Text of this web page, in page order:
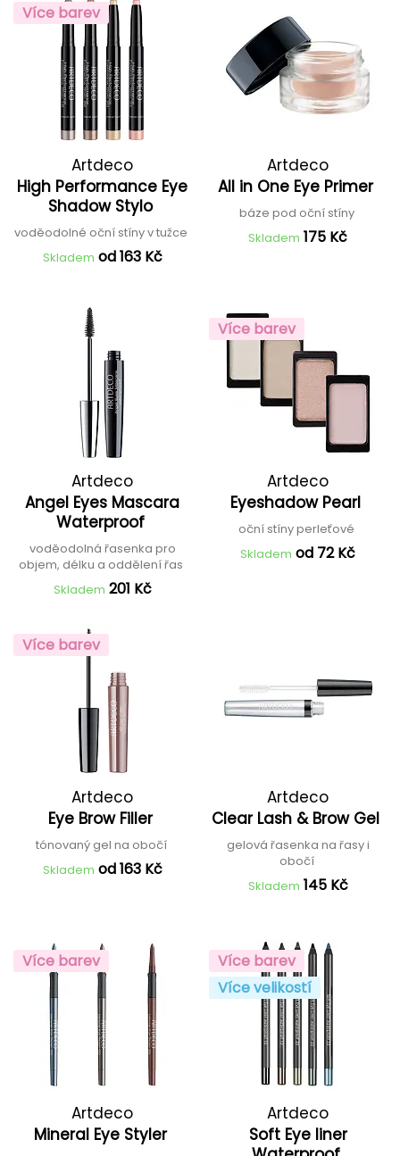
Více barev
Artdeco
High Performance Eye
Shadow Stylo
voděodolné oční stíny v tužce
Skladem od 163 Kč
Artdeco
All in One Eye Primer
báze pod oční stíny
Skladem 175 Kč
Artdeco
Angel Eyes Mascara
Waterproof
voděodolná řasenka pro
objem, délku a oddělení řas
Skladem 201 Kč
Více barev
Artdeco
Eyeshadow Pearl
oční stíny perleťové
Skladem od 72 Kč
Více barev
Artdeco
Eye Brow Filler
tónovaný gel na obočí
Skladem od 163 Kč
Artdeco
Clear Lash & Brow Gel
gelová řasenka na řasy i
obočí
Skladem 145 Kč
Více barev
Artdeco
Mineral Eye Styler
Více barev
Více velikostí
Artdeco
Soft Eye liner